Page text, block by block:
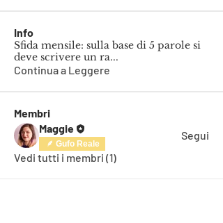
Info
Sfida mensile: sulla base di 5 parole si
deve scrivere un ra...
Continua a Leggere
Membri
Maggie
Gufo Reale
Segui
Vedi tutti i membri (1)